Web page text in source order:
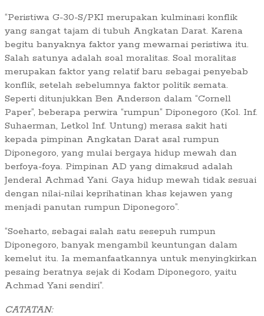
“Peristiwa G-30-S/PKI merupakan kulminasi konflik
yang sangat tajam di tubuh Angkatan Darat. Karena
begitu banyaknya faktor yang mewarnai peristiwa itu.
Salah satunya adalah soal moralitas. Soal moralitas
merupakan faktor yang relatif baru sebagai penyebab
konflik, setelah sebelumnya faktor politik semata.
Seperti ditunjukkan Ben Anderson dalam “Cornell
Paper”, beberapa perwira “rumpun” Diponegoro (Kol. Inf.
Suhaerman, Letkol Inf. Untung) merasa sakit hati
kepada pimpinan Angkatan Darat asal rumpun
Diponegoro, yang mulai bergaya hidup mewah dan
berfoya-foya. Pimpinan AD yang dimaksud adalah
Jenderal Achmad Yani. Gaya hidup mewah tidak sesuai
dengan nilai-nilai keprihatinan khas kejawen yang
menjadi panutan rumpun Diponegoro”.
“Soeharto, sebagai salah satu sesepuh rumpun
Diponegoro, banyak mengambil keuntungan dalam
kemelut itu. Ia memanfaatkannya untuk menyingkirkan
pesaing beratnya sejak di Kodam Diponegoro, yaitu
Achmad Yani sendiri”.
CATATAN: